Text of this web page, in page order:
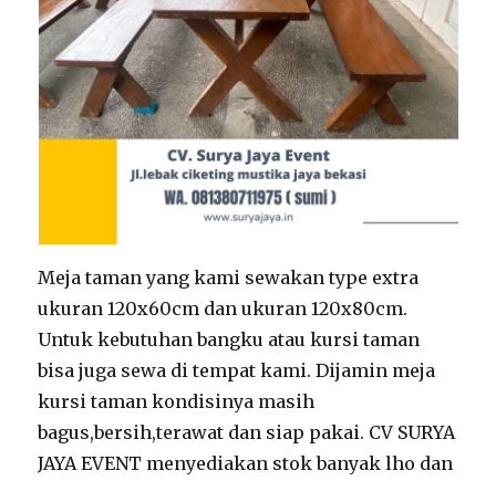
Meja taman yang kami sewakan type extra
ukuran 120x60cm dan ukuran 120x80cm.
Untuk kebutuhan bangku atau kursi taman
bisa juga sewa di tempat kami. Dijamin meja
kursi taman kondisinya masih
bagus,bersih,terawat dan siap pakai. CV SURYA
JAYA EVENT menyediakan stok banyak lho dan